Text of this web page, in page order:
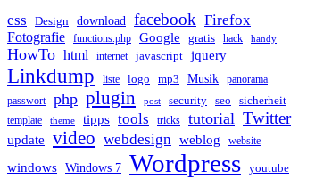
css Design download facebook Firefox
Fotografie functions.php Google gratis hack handy
HowTo html internet javascript jquery
Linkdump liste logo mp3 Musik
panorama
passwort
php plugin post security seo sicherheit
template theme tipps tools tricks tutorial Twitter
update video webdesign weblog website
windows Windows 7 Wordpress youtube